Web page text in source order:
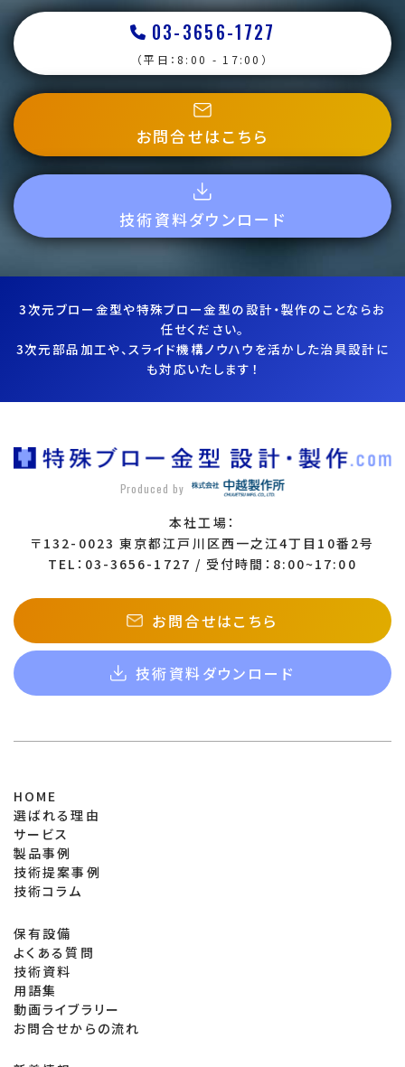
03-3656-1727
（平日：8:00 - 17:00）
お問合せはこちら
技術資料ダウンロード
3次元ブロー金型や特殊ブロー金型の設計・製作のことならお
任せください。
3次元部品加工や、スライド機構ノウハウを活かした治具設計に
も対応いたします！
Produced by
本社工場：
〒132-0023 東京都江戸川区西一之江4丁目10番2号
TEL：03-3656-1727 / 受付時間：8:00~17:00
お問合せはこちら
技術資料ダウンロード
HOME
選ばれる理由
サービス
製品事例
技術提案事例
技術コラム
保有設備
よくある質問
技術資料
用語集
動画ライブラリー
お問合せからの流れ